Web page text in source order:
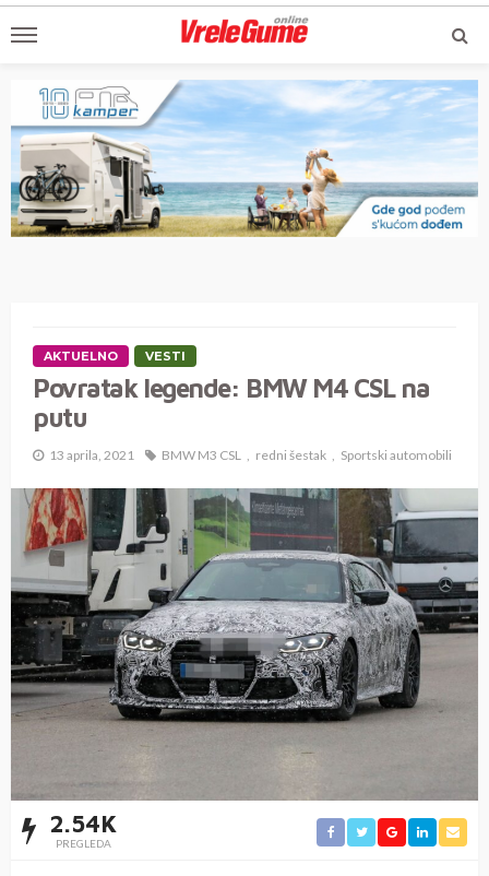
AKTUELNO VESTI
Povratak legende: BMW M4 CSL na
putu
13 aprila, 2021 BMW M3 CSL redni šestak Sportski automobili
2.54K
PREGLEDA